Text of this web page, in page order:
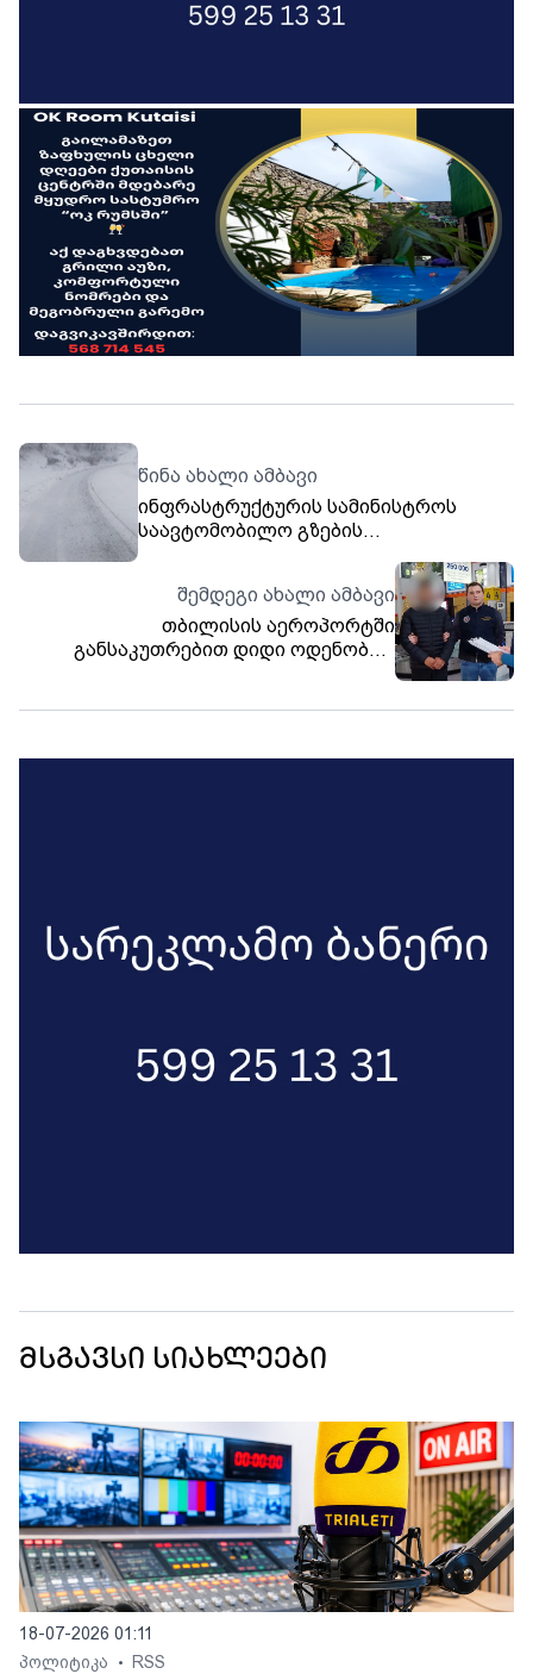
წინა ახალი ამბავი
ინფრასტრუქტურის სამინისტროს
საავტომობილო გზების
შიდასახელმწიფოებრივი
მნიშვნელობის ნიჩბისი-დიდგორი-
დიდი თონეთის საავტომობილო გზაზე
დროებით იზღუდება ყველა სახის
შემდეგი ახალი ამბავი
თბილისის აეროპორტში
განსაკუთრებით დიდი ოდენობით
მსგავსი სიახლეები
18-07-2026 01:11
პოლიტიკა
• RSS